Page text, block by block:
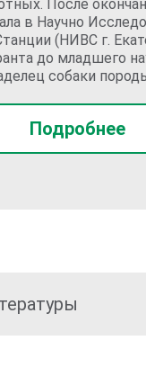
После
в Научно
(НИВС г.
до младшего
собаки
Подробнее